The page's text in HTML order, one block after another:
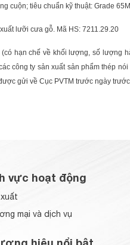
cuộn; tiêu chuẩn kỹ thuật: Grade
lưỡi cưa gỗ. Mã HS: 7211.29.20
hạn chế về khối lượng, số lượng
công ty sản xuất sản phẩm thép
gửi về Cục PVTM trước ngày
vực hoạt động
mại và dịch vụ